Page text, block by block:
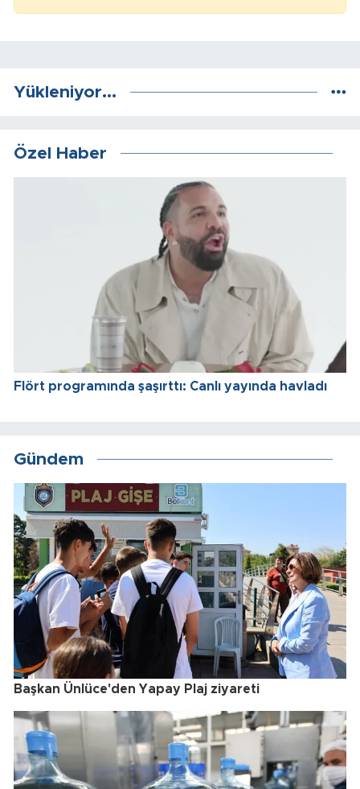
Yükleniyor...
Özel Haber
Flört programında şaşırttı: Canlı yayında havladı
Gündem
Başkan Ünlüce'den Yapay Plaj ziyareti